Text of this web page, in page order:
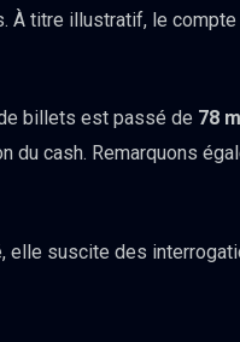
titre illustratif, le compte
billets est passé de 78
du cash. Remarquons
elle suscite des